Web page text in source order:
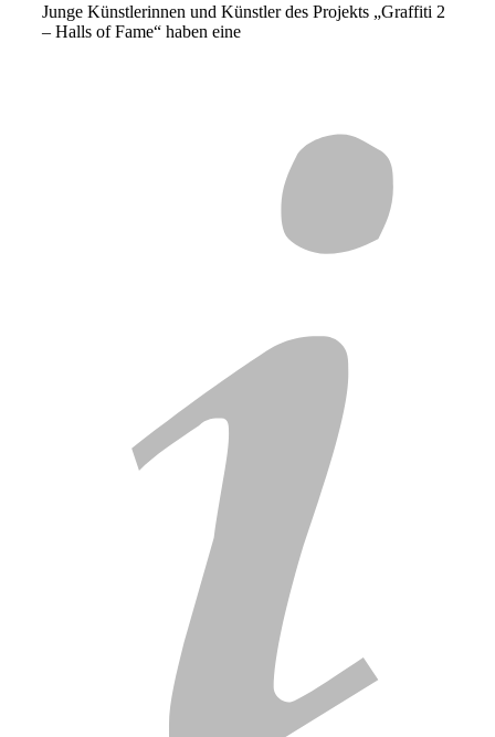
Junge Künstlerinnen und Künstler des Projekts „Graffiti 2
– Halls of Fame“ haben eine